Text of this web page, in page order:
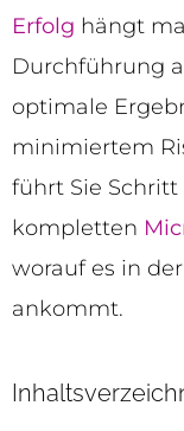
Erfolg hängt
Durchführung
optimale
minimiertem
führt Sie
kompletten
worauf es in
ankommt.